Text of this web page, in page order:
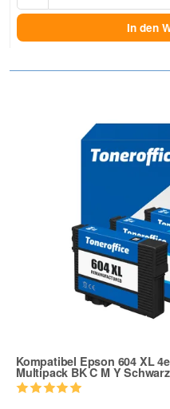
In den
Kompatibel Epson 604 XL
Multipack BK C M Y